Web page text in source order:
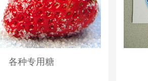
各种专用糖